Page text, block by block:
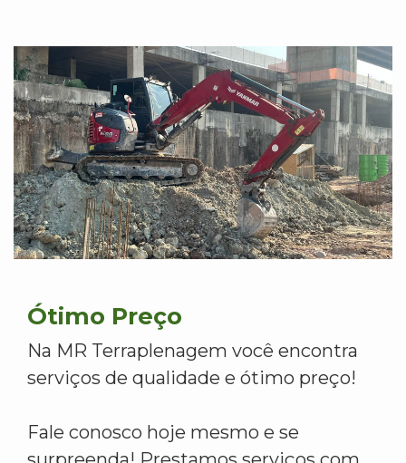
Ótimo Preço
Na MR Terraplenagem você encontra
serviços de qualidade e ótimo preço!
Fale conosco hoje mesmo e se